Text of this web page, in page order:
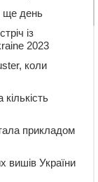
ще день
із
2023
коли
прикладом
вишів України